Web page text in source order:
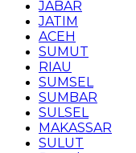
JABAR
JATIM
ACEH
SUMUT
RIAU
SUMSEL
SUMBAR
SULSEL
MAKASSAR
SULUT